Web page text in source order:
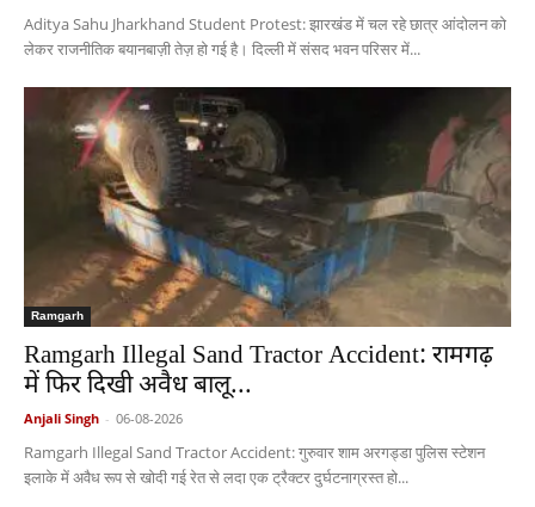
Aditya Sahu Jharkhand Student Protest: झारखंड में चल रहे छात्र आंदोलन को
लेकर राजनीतिक बयानबाज़ी तेज़ हो गई है। दिल्ली में संसद भवन परिसर में...
Ramgarh
Ramgarh Illegal Sand Tractor Accident: रामगढ़
में फिर दिखी अवैध बालू...
Anjali Singh - 06-08-2026
Ramgarh Illegal Sand Tractor Accident: गुरुवार शाम अरगड्डा पुलिस स्टेशन
इलाके में अवैध रूप से खोदी गई रेत से लदा एक ट्रैक्टर दुर्घटनाग्रस्त हो...